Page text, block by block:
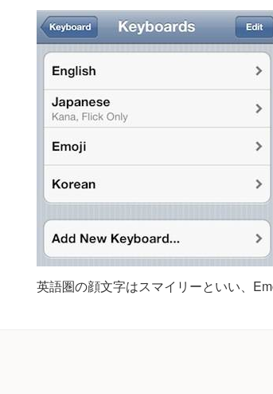
英語圏の顔文字はスマイリーといい、